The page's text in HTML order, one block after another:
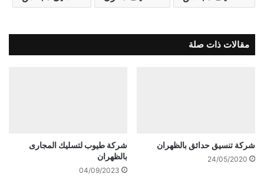
مقالات ذات صلة
شركة تنسيق حدائق بالظهران
24/05/2020
شركة طيوب لتسليك المجارى
بالظهران
04/09/2023